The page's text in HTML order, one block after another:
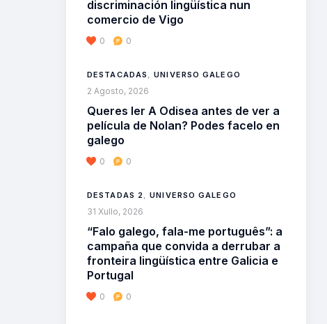
discriminación lingüística nun
comercio de Vigo
0 0
DESTACADAS ,UNIVERSO GALEGO
2 Agosto, 2026
Queres ler A Odisea antes de ver a
película de Nolan? Podes facelo en
galego
0 0
DESTADAS 2 ,UNIVERSO GALEGO
31 Xullo, 2026
“Falo galego, fala-me português”: a
campaña que convida a derrubar a
fronteira lingüística entre Galicia e
Portugal
0 0